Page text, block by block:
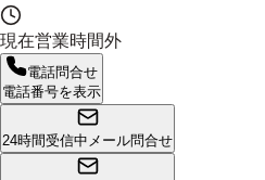
現在営業時間外
電話問合せ
電話番号を表示
24時間受信中 メール問合せ